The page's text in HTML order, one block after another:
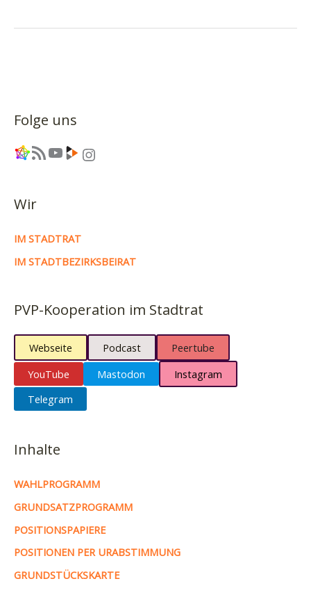
können…“
Piratencast
Folge uns
Link RSS-Feed YouTube Link Instagram
Wir
IM STADTRAT
IM STADTBEZIRKSBEIRAT
PVP-Kooperation im Stadtrat
Webseite Podcast
Peertube
YouTube
Mastodon
Instagram
Telegram
Inhalte
WAHLPROGRAMM
GRUNDSATZPROGRAMM
POSITIONSPAPIERE
POSITIONEN PER URABSTIMMUNG
GRUNDSTÜCKSKARTE